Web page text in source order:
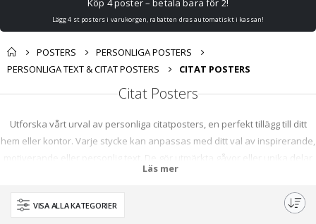
Köp 4 poster – betala bara för 2!
Lägg 4 st posters i varukorgen, rabatten dras automatiskt i kassan!
POSTERS
PERSONLIGA POSTERS
PERSONLIGA TEXT & CITAT POSTERS
CITAT POSTERS
Citat Posters
Utforska vårt urval av personliga citatposters, en perfekt tillägg till ditt
hem eller kontor. Varje stycke kan anpassas med ditt val av inspirerande,
motiverande eller personlig text. De gör utmärkta gåvor eller unika delar
för ditt eget utrymme. Uttryck dig själv och inspirera andra med vår
anpassade text och citatväggkonst.
Läs mer
VISA ALLA KATEGORIER